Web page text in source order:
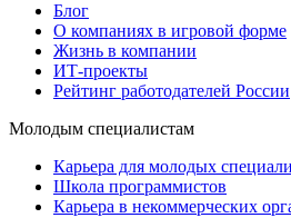
Блог
О компаниях в игровой форме
Жизнь в компании
ИТ-проекты
Рейтинг работодателей России
Молодым специалистам
Карьера для молодых
Школа программистов
Карьера в некоммерческих